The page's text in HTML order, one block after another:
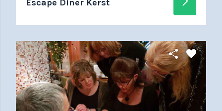
Escape Diner Kerst
share favorite